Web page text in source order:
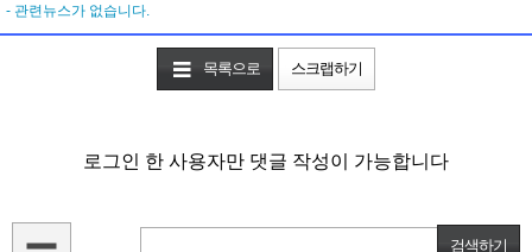
- 관련뉴스가 없습니다.
목록으로 스크랩하기
로그인 한 사용자만 댓글 작성이 가능합니다